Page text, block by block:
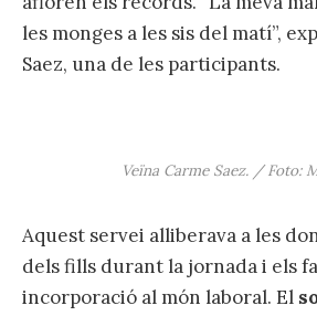
les monges a les sis del matí”,
Saez, una de les participants.
Veïna Carme Saez. / Foto:
Aquest servei alliberava a les
dels fills durant la jornada i els
incorporació al món laboral. El